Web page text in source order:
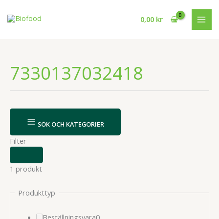
0,00 kr
7330137032418
SÖK OCH KATEGORIER
Filter
ELLER
DÖLJ
1 produkt
Produkttyp
Beställningsvara00